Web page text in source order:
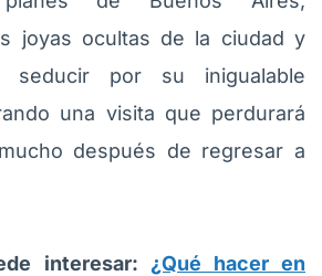
joyas ocultas de la ciudad y
seducir por su inigualable
una visita que perdurará
después de regresar a
interesar: ¿Qué hacer en